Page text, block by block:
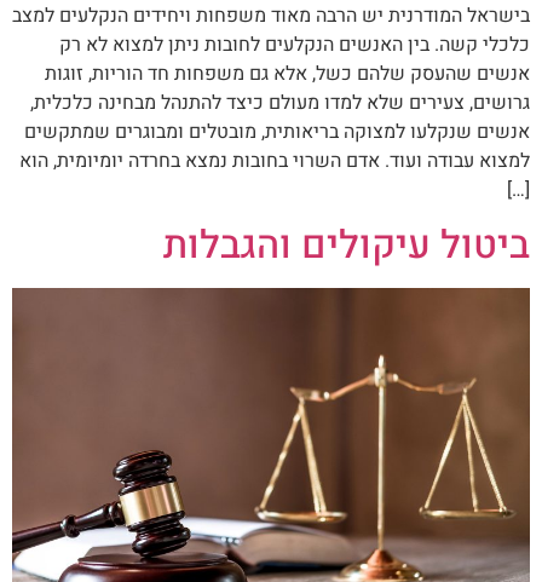
בישראל המודרנית יש הרבה מאוד משפחות ויחידים הנקלעים למצב
כלכלי קשה. בין האנשים הנקלעים לחובות ניתן למצוא לא רק
אנשים שהעסק שלהם כשל, אלא גם משפחות חד הוריות, זוגות
גרושים, צעירים שלא למדו מעולם כיצד להתנהל מבחינה כלכלית,
אנשים שנקלעו למצוקה בריאותית, מובטלים ומבוגרים שמתקשים
למצוא עבודה ועוד. אדם השרוי בחובות נמצא בחרדה יומיומית, הוא
[…]
ביטול עיקולים והגבלות